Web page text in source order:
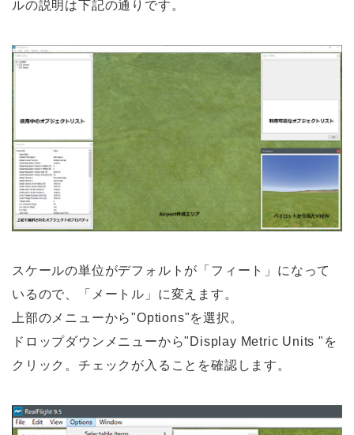
ルの説明は下記の通りです。
スケールの単位がデフォルトが「フィート」になって
いるので、「メートル」に変えます。
上部のメニューから"Options"を選択。
ドロップダウンメニューから"Display Metric Units "を
クリック。チェックが入ることを確認します。